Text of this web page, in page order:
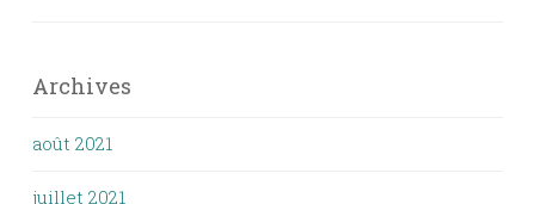
Archives
août 2021
juillet 2021